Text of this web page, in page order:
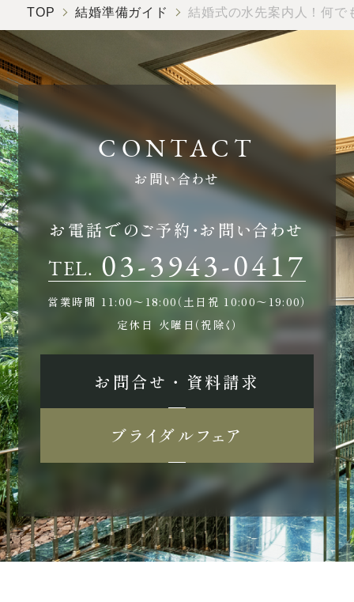
TOP 結婚準備ガイド 結婚式の水先案内人！何で
お問い合わせ
お電話でのご予約・お問い合わせ
TEL. 03-3943-0417
営業時間 11:00〜18:00（土日祝 10:00〜19:00）
定休日 火曜日（祝除く）
お問合せ ・ 資料請求
ブライダルフェア